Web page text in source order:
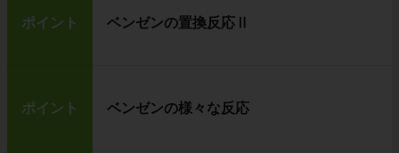
ポイント ベンゼンの置換反応Ⅱ
ポイント ベンゼンの様々な反応